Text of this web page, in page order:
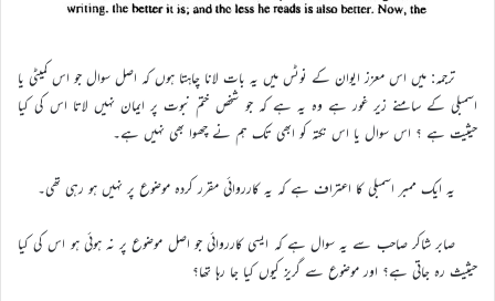
ترجمہ: میں اس معزز ایوان کے نوٹس میں یہ بات لانا چاہتا ہوں کہ اصل سوال جو اس کمیٹی یا
اسمبلی کے سامنے زیر غور ہے وہ یہ ہے کہ جو شخص ختم نبوت پر ایمان نہیں لاتا اس کی کیا
حیثیت ہے ؟ اس سوال یا اس نکتہ کو ابھی تک ہم نے چھوا بھی نہیں ہے۔
یہ ایک ممبر اسمبلی کا اعتراف ہے کہ یہ کارروائی مقرر کردہ موضوع پر نہیں ہو رہی تھی۔
صابر شاکر صاحب سے یہ سوال ہے کہ ایسی کارروائی جو اصل موضوع پر نہ ہوئی ہو اس کی کیا
حیثیث رہ جاتی ہے؟ اور موضوع سے گریز کیوں کیا جا رہا تھا؟